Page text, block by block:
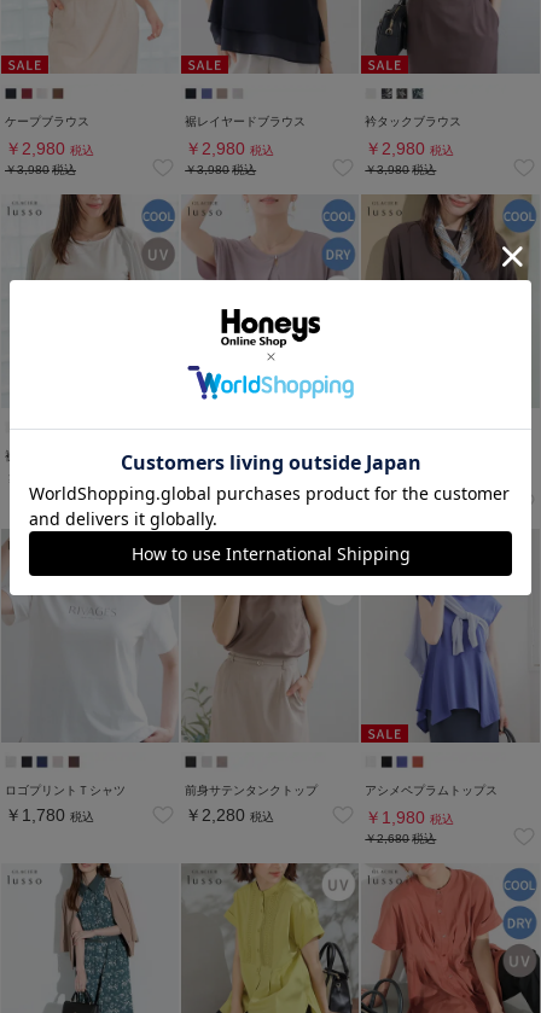
ケープブラウス
￥2,980 税込
￥3,980税込
裾レイヤードブラウス
￥2,980 税込
￥3,980税込
衿タックブラウス
￥2,980 税込
￥3,980税込
裾レースノースリトップス
￥2,280
メタルパーツ付トップス
￥1,980
税込
￥2,980税込
ポンチョ風ブラウス
￥3,480
￥3,980 税込
ロゴプリントＴシャツ
￥1,780 税込
前身サテンタンクトップ
￥2,280 税込
アシメペプラムトップス
￥1,980 税込
￥2,680税込